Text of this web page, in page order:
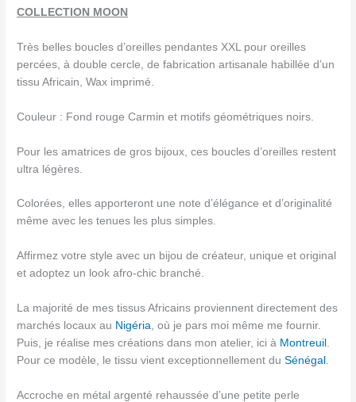
COLLECTION MOON
Très belles boucles d’oreilles pendantes XXL pour oreilles
percées, à double cercle, de fabrication artisanale habillée d’un
tissu Africain, Wax imprimé.
Couleur : Fond rouge Carmin et motifs géométriques noirs.
Pour les amatrices de gros bijoux, ces boucles d’oreilles restent
ultra légères.
Colorées, elles apporteront une note d’élégance et d’originalité
même avec les tenues les plus simples.
Affirmez votre style avec un bijou de créateur, unique et original
et adoptez un look afro-chic branché.
La majorité de mes tissus Africains proviennent directement des
marchés locaux au Nigéria, où je pars moi même me fournir.
Puis, je réalise mes créations dans mon atelier, ici à Montreuil .
Pour ce modèle, le tissu vient exceptionnellement duSénégal .
Accroche en métal argenté rehaussée d’une petite perle